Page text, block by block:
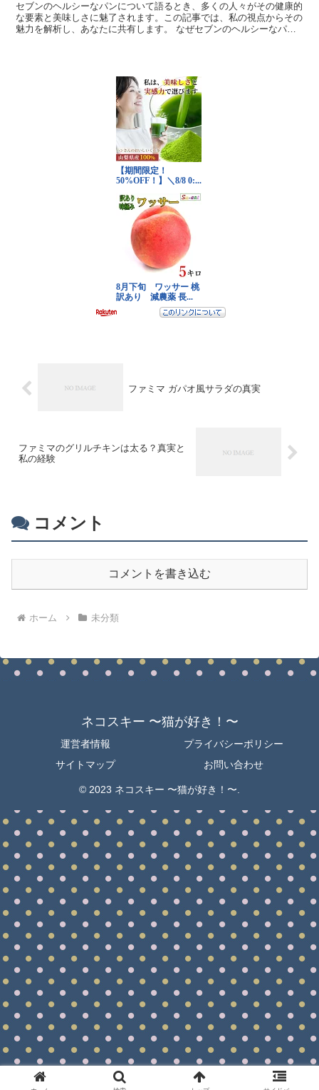
セブンのヘルシーなパンについて語るとき、多くの人々がその健康的
な要素と美味しさに魅了されます。この記事では、私の視点からその
魅力を解析し、あなたに共有します。 なぜセブンのヘルシーなパン
ファミマ ガパオ風サラダの真実
ファミマのグリルチキンは太る？真実と
私の経験
コメント
コメントを書き込む
ホーム 未分類
ネコスキー 〜猫が好き！〜
運営者情報
プライバシーポリシー
サイトマップ
お問い合わせ
© 2023 ネコスキー 〜猫が好き！〜.